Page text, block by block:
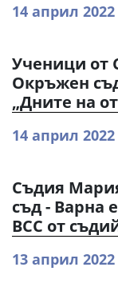
14 април 2022
Ученици от
Окръжен
„Дните на
14 април 2022
Съдия
съд - Варна
ВСС от
13 април 2022